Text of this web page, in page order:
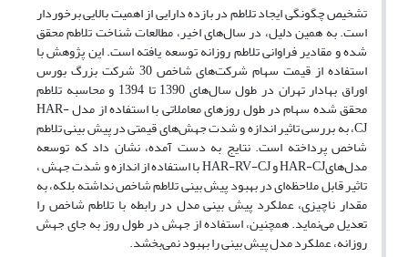
تشخیص چگونگی ایجاد تلاطم در بازده دارایی از اهمیت بالایی برخوردار
است. به همین دلیل، در سال‌های اخیر، مطالعات شناخت تلاطم محقق
شده و مقادیر فراوانی تلاطم روزانه توسعه یافته است. این پژوهش با
استفاده از قیمت سهام شرکت‌های شاخص 30 شرکت بزرگ بورس
اوراق بهادار تهران در طول سال‌های 1390 تا 1394 و محاسبه تلاطم
محقق شده سهام در طول روزهای معاملاتی با استفاده از مدل HAR-
CJ، به بررسی تاثیر اندازه و شدت جهش‌های قیمتی در پیش بینی تلاطم
شاخص پرداخته است. نتایج به دست آمده، نشان داد که توسعه
مدل‌هایHAR-CJ و HAR-RV-CJ با استفاده از اندازه و شدت جهش ،
تاثیر قابل ملاحظه‌ای در بهبود پیش بینی تلاطم شاخص نداشته بلکه، به
مقدار ناچیزی، عملکرد پیش بینی مدل در رابطه با تلاطم شاخص را
تعدیل می‌نماید. همچنین، استفاده از جهش در طول روز به جای جهش
روزانه، عملکرد مدل پیش بینی را بهبود نمی‌بخشد.